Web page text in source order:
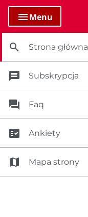
menuMenu
search Strona główna
message Subskrypcja
question_answer Faq
fact_check Ankiety
map Mapa strony